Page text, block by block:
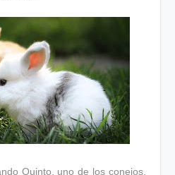
Quinto, uno de los conejos,